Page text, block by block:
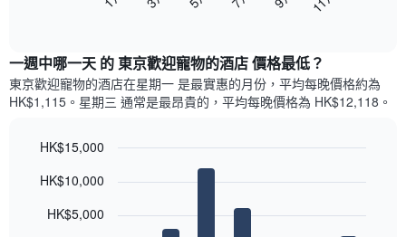
顯
示
每
個
的
間
一週中哪一天 的 東京歡迎寵物的酒店 價格最低？
東京歡迎寵物的酒店​在星期一 是最實惠的月份，平均每晚價格約為
HK$1,115。星期三 通常是最昂貴的，平均每晚價格為 HK$12,118。
chart
graphic.
HK$5,000
HK$10,000
HK$15,000